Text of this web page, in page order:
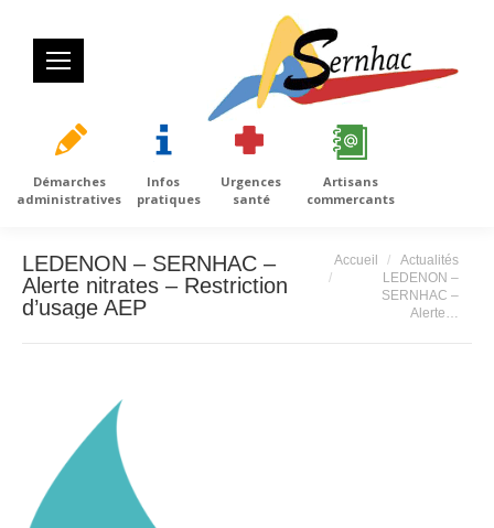
Démarches
administratives
Infos
pratiques
Urgences
santé
Artisans
commercants
LEDENON – SERNHAC –
Alerte nitrates – Restriction
d’usage AEP
Vous êtes ici :
Accueil
Actualités
LEDENON –
SERNHAC –
Alerte…